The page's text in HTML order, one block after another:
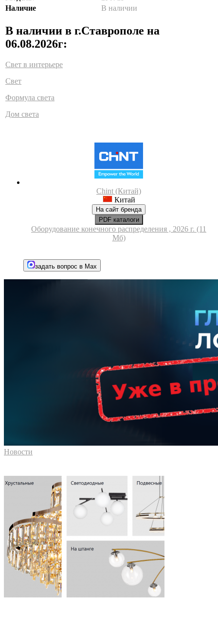
Наличие
В наличии
В наличии в г.Ставрополе на
06.08.2026г:
Свет в интерьере
Свет
Формула света
Дом света
Chint (Китай)
Китай
На сайт бренда
PDF каталоги
Оборудование конечного распределения , 2026 г. (11
Мб)
задать вопрос в Max
Новости